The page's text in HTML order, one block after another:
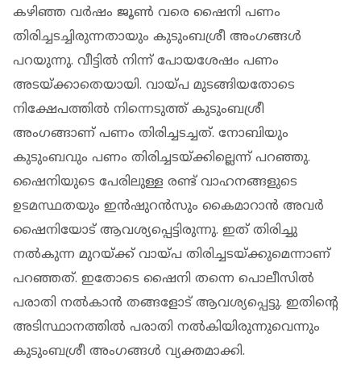
കഴിഞ്ഞ വര്‍ഷം ജൂണ്‍ വരെ ഷൈനി പണം
തിരിച്ചടച്ചിരുന്നതായും കുടുംബശ്രീ അംഗങ്ങള്‍
പറയുന്നു. വീട്ടില്‍ നിന്ന് പോയശേഷം പണം
അടയ്ക്കാതെയായി. വായ്പ മുടങ്ങിയതോടെ
നിക്ഷേപത്തില്‍ നിന്നെടുത്ത് കുടുംബശ്രീ
അംഗങ്ങാണ് പണം തിരിച്ചടച്ചത്. നോബിയും
കുടുംബവും പണം തിരിച്ചടയ്ക്കില്ലെന്ന് പറഞ്ഞു.
ഷൈനിയുടെ പേരിലുള്ള രണ്ട് വാഹനങ്ങളുടെ
ഉടമസ്ഥതയും ഇന്‍ഷുറന്‍സും കൈമാറാന്‍ അവര്‍
ഷൈനിയോട് ആവശ്യപ്പെട്ടിരുന്നു. ഇത് തിരിച്ചു
നല്‍കുന്ന മുറയ്ക്ക് വായ്പ തിരിച്ചടയ്ക്കുമെന്നാണ്
പറഞ്ഞത്. ഇതോടെ ഷൈനി തന്നെ പൊലീസില്‍
പരാതി നല്‍കാന്‍ തങ്ങളോട് ആവശ്യപ്പെട്ടു. ഇതിന്റെ
അടിസ്ഥാനത്തില്‍ പരാതി നല്‍കിയിരുന്നുവെന്നും
കുടുംബശ്രീ അംഗങ്ങള്‍ വ്യക്തമാക്കി.